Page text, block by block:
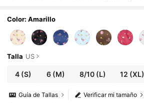
Color: Amarillo
Talla US
4 (S) 6 (M) 8/10(L) 12 (XL)
Verificar mi tamaño
Guía de Tallas